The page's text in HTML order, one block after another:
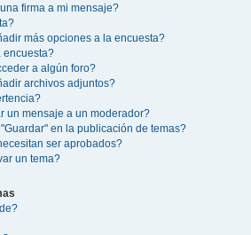
firma a mi mensaje?
más opciones a la encuesta?
encuesta?
a algún foro?
archivos adjuntos?
un mensaje a un moderador?
en la publicación de temas?
ser aprobados?
un tema?